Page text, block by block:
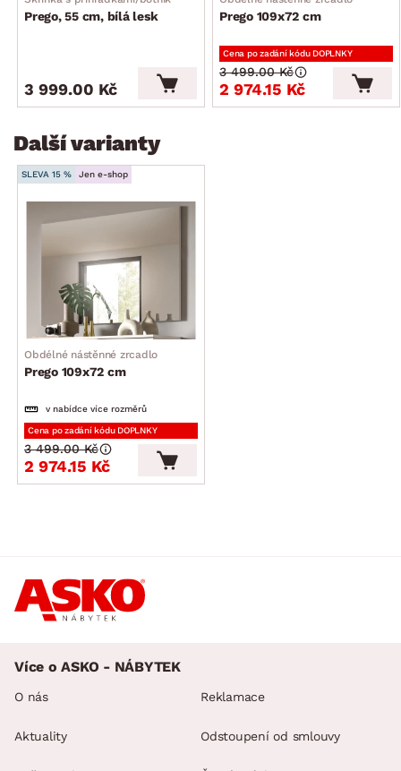
Prego, 55 cm, bílá lesk
3 999.00 Kč
Prego 109x72 cm
Cena po zadání kódu DOPLNKY
2 974.15 Kč
3 499.00 Kč
Další varianty
SLEVA 15 % Jen e-shop
Obdélné nástěnné zrcadlo
Prego 109x72 cm
v nabídce více rozměrů
Cena po zadání kódu DOPLNKY
2 974.15 Kč
3 499.00 Kč
Více o ASKO - NÁBYTEK
O nás
Aktuality
Reklamace
Odstoupení od smlouvy